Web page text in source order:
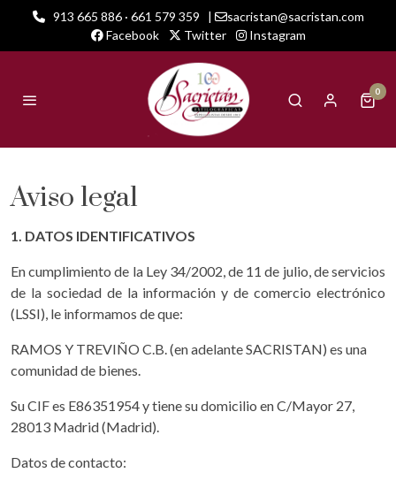
913 665 886 · 661 579 359 |
sacristan@sacristan.com
Facebook
Twitter Instagram
0
Aviso legal
1. DATOS IDENTIFICATIVOS
En cumplimiento de la Ley 34/2002, de 11 de julio, de servicios
de la sociedad de la información y de comercio electrónico
(LSSI), le informamos de que:
RAMOS Y TREVIÑO C.B. (en adelante SACRISTAN) es una
comunidad de bienes.
Su CIF es E86351954 y tiene su domicilio en C/Mayor 27,
28013 Madrid (Madrid).
Datos de contacto: